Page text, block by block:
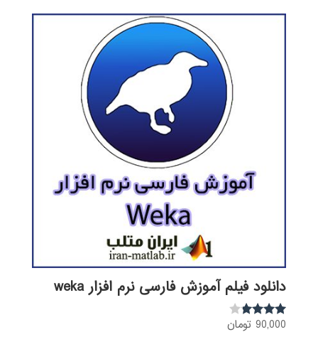
دانلود فیلم آموزش فارسی نرم افزار weka
نمره
90,000 تومان